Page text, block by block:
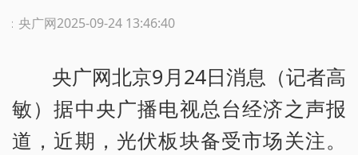
2025-09-24 13:46:40
：央广网
央广网北京9月24日消息（记者高
敏）据中央广播电视总台经济之声报
道，近期，光伏板块备受市场关注。